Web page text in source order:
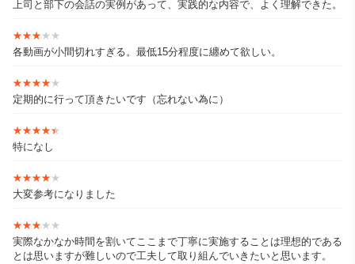
上司と部下の会話の実例があって、実践的な内容で、よく理解できた。
★★★★★
★★★★★
各動画が小間切れすぎる。最低15分程度に纏めて欲しい。
★★★★★
★★★★★
定期的に行って頂きたいです（忘れない為に）
★★★★★
★★★★★
特になし
★★★★★
★★★★★
大変参考になりました
★★★★★
★★★★★
実際なかなか時間を割いてここまで丁寧に実施することは理想的である
とは思いますが難しいので工夫して取り組んでいきたいと思います。